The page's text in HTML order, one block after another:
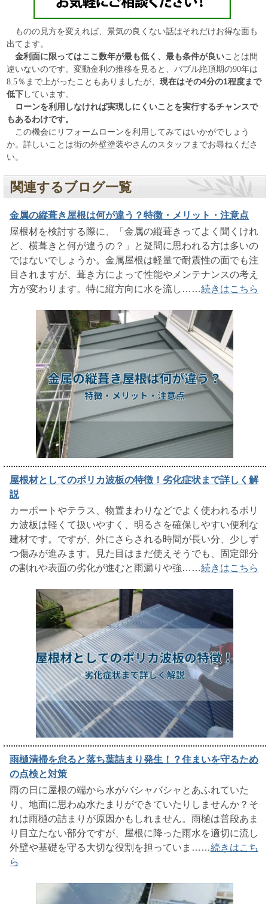
ものの見方を変えれば、景気の良くない話はそれだけお得な面も
出てます。
金利面に限ってはここ数年が最も低く、最も条件が良いことは間
違いないのです。変動金利の推移を見ると、バブル絶頂期の90年は
8.5％まで上がったこともありましたが、 現在はその4分の1程度まで
低下しています。
ローンを利用しなければ実現しにくいことを実行するチャンスで
もあるわけです。
この機会にリフォームローンを利用してみてはいかがでしょう
か。詳しいことは街の外壁塗装やさんのスタッフまでお尋ねくださ
い。
関連するブログ一覧
金属の縦葺き屋根は何が違う？特徴・メリット・注意点
屋根材を検討する際に、「金属の縦葺きってよく聞くけれ
ど、横葺きと何が違うの？」と疑問に思われる方は多いの
ではないでしょうか。金属屋根は軽量で耐震性の面でも注
目されますが、葺き方によって性能やメンテナンスの考え
方が変わります。特に縦方向に水を流し……続きはこちら
屋根材としてのポリカ波板の特徴！劣化症状まで詳しく解
説
カーポートやテラス、物置まわりなどでよく使われるポリ
カ波板は軽くて扱いやすく、明るさを確保しやすい便利な
建材です。ですが、外にさらされる時間が長い分、少しず
つ傷みが進みます。見た目はまだ使えそうでも、固定部分
の割れや表面の劣化が進むと雨漏りや強……続きはこちら
雨樋清掃を怠ると落ち葉詰まり発生！？住まいを守るため
の点検と対策
雨の日に屋根の端から水がバシャバシャとあふれていた
り、地面に思わぬ水たまりができていたりしませんか？そ
れは雨樋の詰まりが原因かもしれません。雨樋は普段あま
り目立たない部分ですが、屋根に降った雨水を適切に流し
外壁や基礎を守る大切な役割を担っていま……続きはこち
ら